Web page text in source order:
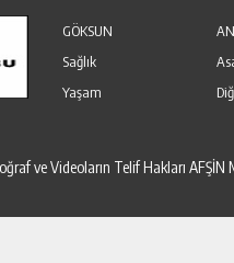
GÖKSUN
Sağlık
Yaşam
ve Videoların Telif Hakları